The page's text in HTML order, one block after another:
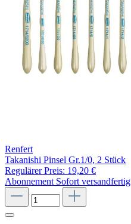
Renfert
Takanishi Pinsel Gr.1/0, 2 Stück
Regulärer Preis: 19,20 €
Abonnement Sofort versandfertig